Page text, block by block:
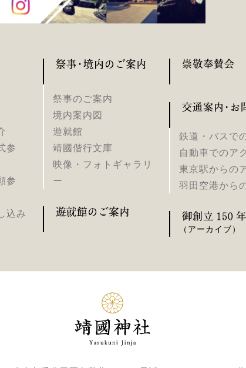
参
参
込み
祭事のご案内
境内案内図
遊就館
靖國偕行文庫
映像・フォトギャラリ
ー
鉄道・バスで
自動車でのア
東京駅からの
羽田空港から
（アーカイブ）